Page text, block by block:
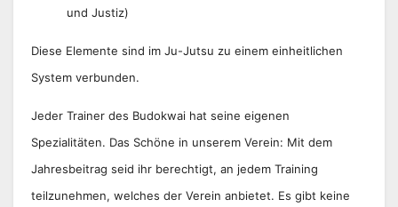
und Justiz)
Diese Elemente sind im Ju-Jutsu zu einem einheitlichen
System verbunden.
Jeder Trainer des Budokwai hat seine eigenen
Spezialitäten. Das Schöne in unserem Verein: Mit dem
Jahresbeitrag seid ihr berechtigt, an jedem Training
teilzunehmen, welches der Verein anbietet. Es gibt keine